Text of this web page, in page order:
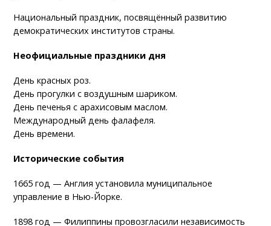
Национальный праздник, посвящённый развитию
демократических институтов страны.
Неофициальные праздники дня
День красных роз.
День прогулки с воздушным шариком.
День печенья с арахисовым маслом.
Международный день фалафеля.
День времени.
Исторические события
1665 год — Англия установила муниципальное
управление в Нью-Йорке.
1898 год — Филиппины провозгласили независимость